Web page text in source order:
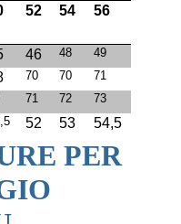
52 54 56
46 48 49
70 70 71
71 72 73
52 53 54,5
PER